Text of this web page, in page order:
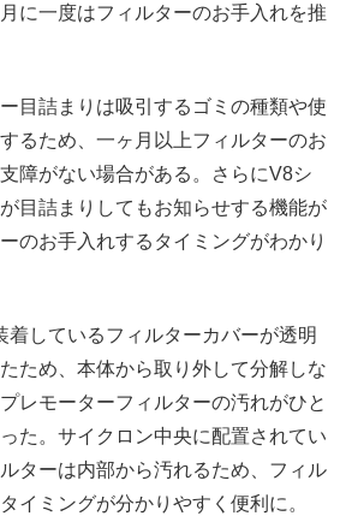
に一度はフィルターのお手入れを推
目詰まりは吸引するゴミの種類や使
るため、一ヶ月以上フィルターのお
障がない場合がある。さらにV8シ
目詰まりしてもお知らせする機能が
のお手入れするタイミングがわかり
着しているフィルターカバーが透明
ため、本体から取り外して分解しな
レモーターフィルターの汚れがひと
た。サイクロン中央に配置されてい
ターは内部から汚れるため、フィル
イミングが分かりやすく便利に。